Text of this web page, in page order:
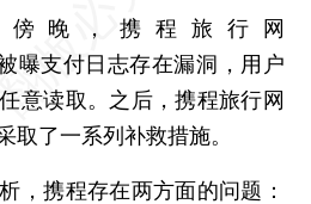
，携程旅行网
被曝支付日志存在漏洞，用户
意读取。之后，携程旅行网
取了一系列补救措施。
携程存在两方面的问题：